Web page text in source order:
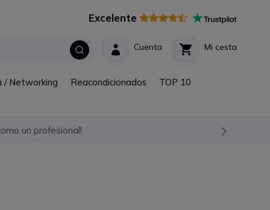
Excelente
Mi cesta
Cuenta
/ Networking Reacondicionados TOP 10
un profesional!